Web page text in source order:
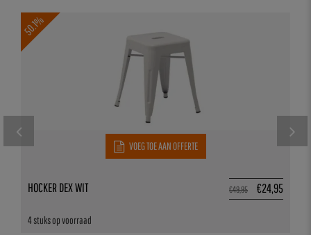
50.1%
VOEG TOE AAN OFFERTE
€49,95 €24,95
4 stuks op voorraad
HOCKER DEX WIT